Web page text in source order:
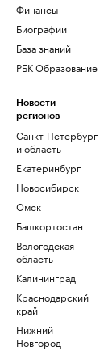
Финансы
Биографии
База знаний
РБК Образование
Новости
регионов
Санкт-Петербург
и область
Екатеринбург
Новосибирск
Омск
Башкортостан
Вологодская
область
Калининград
Краснодарский
край
Нижний
Новгород